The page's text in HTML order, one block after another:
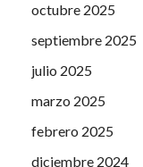
octubre 2025
septiembre 2025
julio 2025
marzo 2025
febrero 2025
diciembre 2024